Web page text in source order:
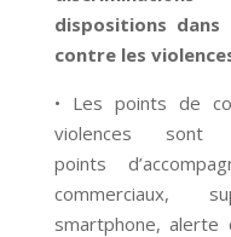
dispositions dans
contre les
• Les points de
violences sont
points
commerciaux,
smartphone,